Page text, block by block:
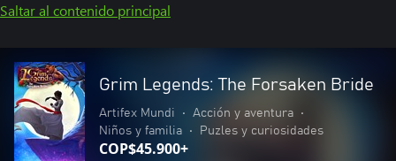
Saltar al contenido principal
Grim Legends: The Forsaken Bride
Artifex Mundi • Acción y aventura
•
Niños y familia
• Puzles y curiosidades
COP$45.900+